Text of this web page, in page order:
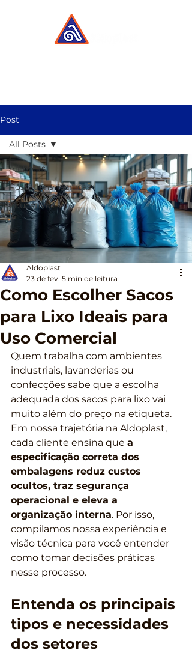
Post
All Posts
Postagens Técnicas
Educativo
All Posts
Como Escolher Sacos
para Lixo Ideais para
Uso Comercial
Aldoplast
23 de fev. 5 min de leitura
Quem trabalha com ambientes
industriais, lavanderias ou
confecções sabe que a escolha
adequada dos sacos para lixo vai
muito além do preço na etiqueta.
Em nossa trajetória na Aldoplast,
cada cliente ensina que a
especificação correta dos
embalagens reduz custos
ocultos, traz segurança
operacional e eleva a
organização interna. Por isso,
compilamos nossa experiência e
visão técnica para você entender
como tomar decisões práticas
nesse processo.
Entenda os principais
tipos e necessidades
dos setores